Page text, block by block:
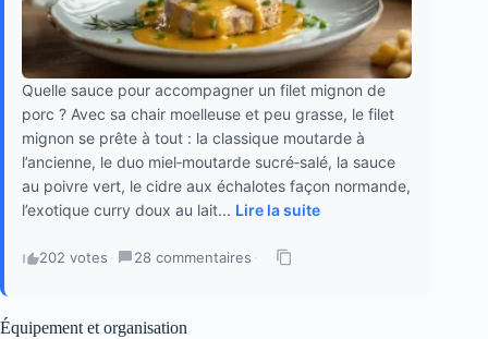
Quelle sauce pour accompagner un filet mignon de
porc ? Avec sa chair moelleuse et peu grasse, le filet
mignon se prête à tout : la classique moutarde à
l’ancienne, le duo miel‑moutarde sucré‑salé, la sauce
au poivre vert, le cidre aux échalotes façon normande,
l’exotique curry doux au lait... Lire la suite
202 votes · 28 commentaires ·
Équipement et organisation